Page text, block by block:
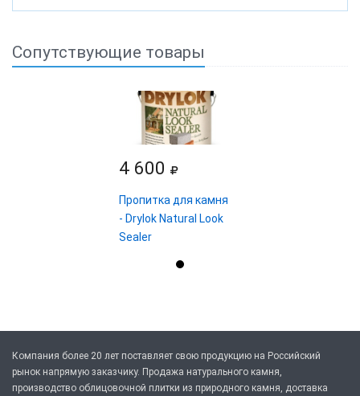
Сопутствующие товары
4 600
Пропитка для камня
- Drylok Natural Look
Sealer
Компания более 20 лет поставляет свою продукцию на Российский
рынок напрямую заказчику. Продажа натурального камня,
производство облицовочной плитки из природного камня, доставка